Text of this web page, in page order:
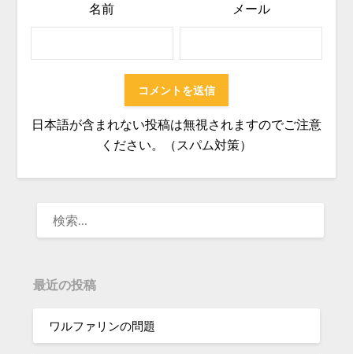
名前 メール
日本語が含まれない投稿は無視されますのでご注意
ください。（スパム対策）
最近の投稿
ワルファリンの問題